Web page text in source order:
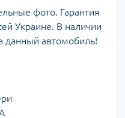
фото. Гарантия
Украине. В наличии
данный автомобиль!